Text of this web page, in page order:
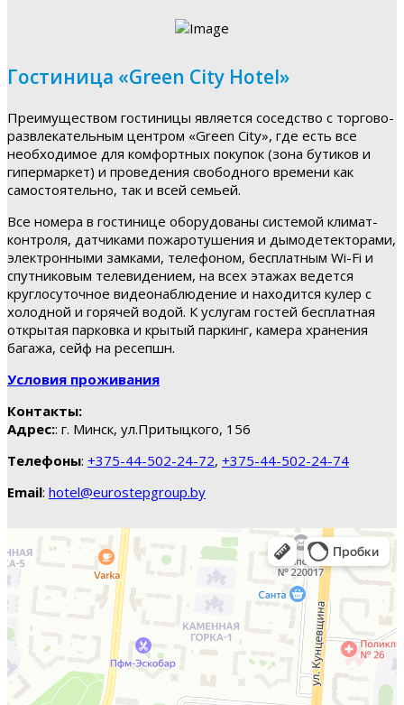
Гостиница «Green City Hotel»
Преимуществом гостиницы является соседство с торгово-
развлекательным центром «Green City», где есть все
необходимое для комфортных покупок (зона бутиков и
гипермаркет) и проведения свободного времени как
самостоятельно, так и всей семьей.
Все номера в гостинице оборудованы системой климат-
контроля, датчиками пожаротушения и дымодетекторами,
электронными замками, телефоном, бесплатным Wi-Fi и
спутниковым телевидением, на всех этажах ведется
круглосуточное видеонаблюдение и находится кулер с
холодной и горячей водой. К услугам гостей бесплатная
открытая парковка и крытый паркинг, камера хранения
багажа, сейф на ресепшн.
Условия проживания
Контакты:
Адрес:: г. Минск, ул.Притыцкого, 156
Телефоны: +375-44-502-24-72, +375-44-502-24-74
Email: hotel@eurostepgroup.by